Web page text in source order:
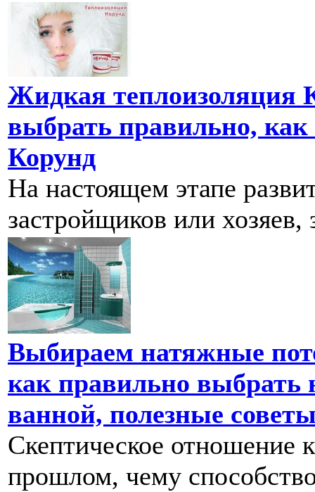
Жидкая теплоизоляция
выбрать правильно, как
Корунд
На настоящем этапе
застройщиков или
Выбираем натяжные
как правильно выбрать
ванной, полезные
Скептическое отношение
прошлом, чему